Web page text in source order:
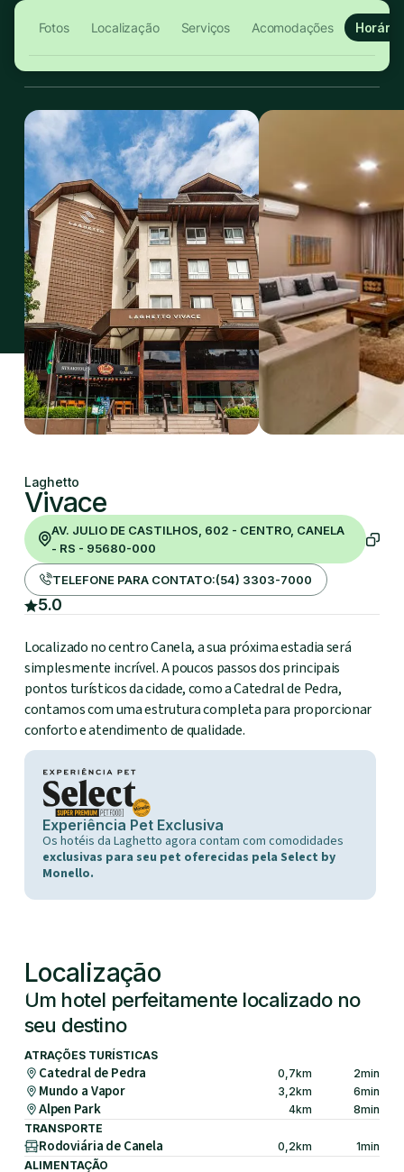
Fotos Localização Serviços Acomodações
PT
Laghetto
Vivace
AV. JULIO DE CASTILHOS, 602 - CENTRO, CANELA
- RS - 95680-000
TELEFONE PARA CONTATO:(54) 3303-7000
5.0
Localizado no centro Canela, a sua próxima estadia será
simplesmente incrível. A poucos passos dos principais
pontos turísticos da cidade, como a Catedral de Pedra,
contamos com uma estrutura completa para proporcionar
conforto e atendimento de qualidade.
Experiência Pet Exclusiva
Os hotéis da Laghetto agora contam com comodidades
exclusivas para seu pet oferecidas pela Select by
Monello.
Um hotel perfeitamente localizado no
seu destino
ATRAÇÕES TURÍSTICAS
Catedral de Pedra 0,7km 2min
Mundo a Vapor 3,2km 6min
Alpen Park 4km 8min
TRANSPORTE
Rodoviária de Canela 0,2km 1min
ALIMENTAÇÃO
Localização